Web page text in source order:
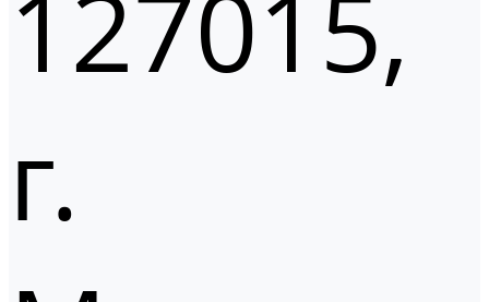
г.